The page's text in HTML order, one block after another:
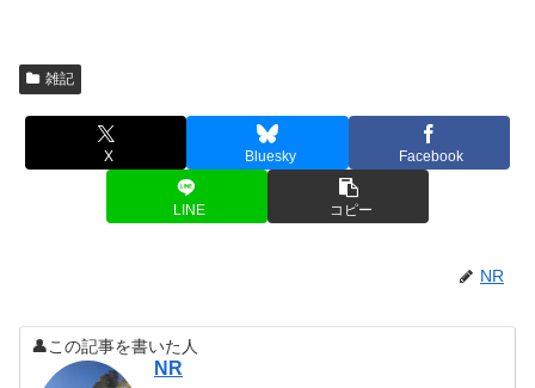
雑記
X Bluesky Facebook
LINE コピー
NR
👤この記事を書いた人
NR